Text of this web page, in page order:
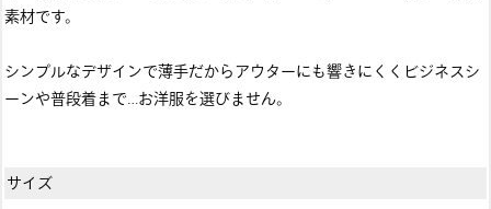
素材です。
シンプルなデザインで薄手だからアウターにも響きにくくビジネスシ
ーンや普段着まで…お洋服を選びません。
サイズ